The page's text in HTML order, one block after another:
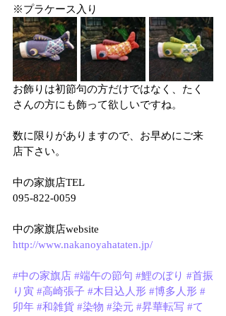
※プラケース入り
お飾りは初節句の方だけではなく、たく
さんの方にも飾って欲しいですね。
数に限りがありますので、お早めにご来
店下さい。
中の家旗店TEL
095-822-0059
中の家旗店website
http://www.nakanoyahataten.jp/
#中の家旗店 #端午の節句 #鯉のぼり #首振
り寅 #高崎張子 #木目込人形 #博多人形 #
卯年 #和雑貨 #染物 #染元 #昇華転写 #て